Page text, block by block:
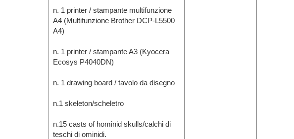
n. 1 printer / stampante multifunzione
A4 (Multifunzione Brother DCP-L5500
A4)
n. 1 printer / stampante A3 (Kyocera
Ecosys P4040DN)
n. 1 drawing board / tavolo da disegno
n.1 skeleton/scheletro
n.15 casts of hominid skulls/calchi di
teschi di ominidi.